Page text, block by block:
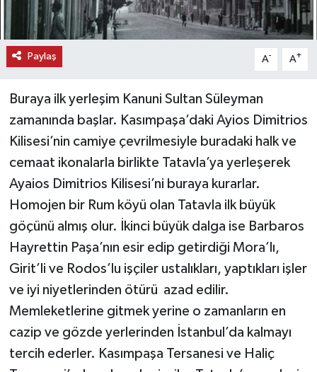
Paylaş A- A+
Buraya ilk yerleşim Kanuni Sultan Süleyman
zamanında başlar. Kasımpaşa’daki Ayios Dimitrios
Kilisesi’nin camiye çevrilmesiyle buradaki halk ve
cemaat ikonalarla birlikte Tatavla’ya yerleşerek
Ayaios Dimitrios Kilisesi’ni buraya kurarlar.
Homojen bir Rum köyü olan Tatavla ilk büyük
göçünü almış olur. İkinci büyük dalga ise Barbaros
Hayrettin Paşa’nın esir edip getirdiği Mora’lı,
Girit’li ve Rodos’lu işçiler ustalıkları, yaptıkları işler
ve iyi niyetlerinden ötürü azad edilir.
Memleketlerine gitmek yerine o zamanların en
cazip ve gözde yerlerinden İstanbul’da kalmayı
tercih ederler. Kasımpaşa Tersanesi ve Haliç
TEKNOLOJİ
TİCARET